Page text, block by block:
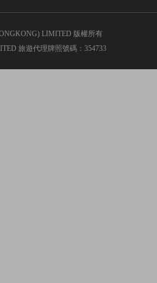
LIMITED 版權所有
旅遊代理牌照號碼：354733